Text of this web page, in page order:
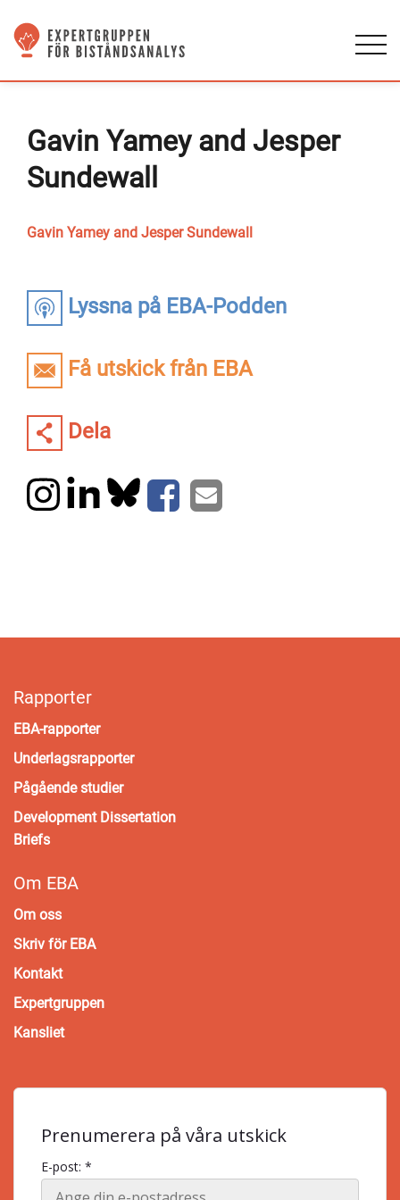
Lyssna på EBA-Podden
Få utskick från EBA
Dela
Gavin Yamey and Jesper
Sundewall
Gavin Yamey and Jesper Sundewall
Rapporter
EBA-rapporter
Underlagsrapporter
Pågående studier
Development Dissertation
Briefs
Om EBA
Om oss
Skriv för EBA
Kontakt
Expertgruppen
Kansliet
Prenumerera på våra utskick
E-post: *